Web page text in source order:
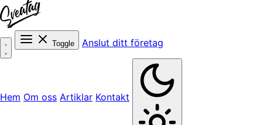
Toggle Anslut ditt företag
Hem Om oss Artiklar Kontakt